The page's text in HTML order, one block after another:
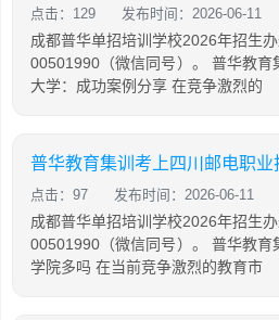
点击：129 发布时间：2026-06-11
成都普华单招培训学校2026年招生
00501990（微信同号）。 普华教育
大学：成功案例分享 在竞争激烈的
普华教育集训考上四川邮电职业
点击：97 发布时间：2026-06-11
成都普华单招培训学校2026年招生
00501990（微信同号）。 普华教育
学院多吗 在当前竞争激烈的教育市